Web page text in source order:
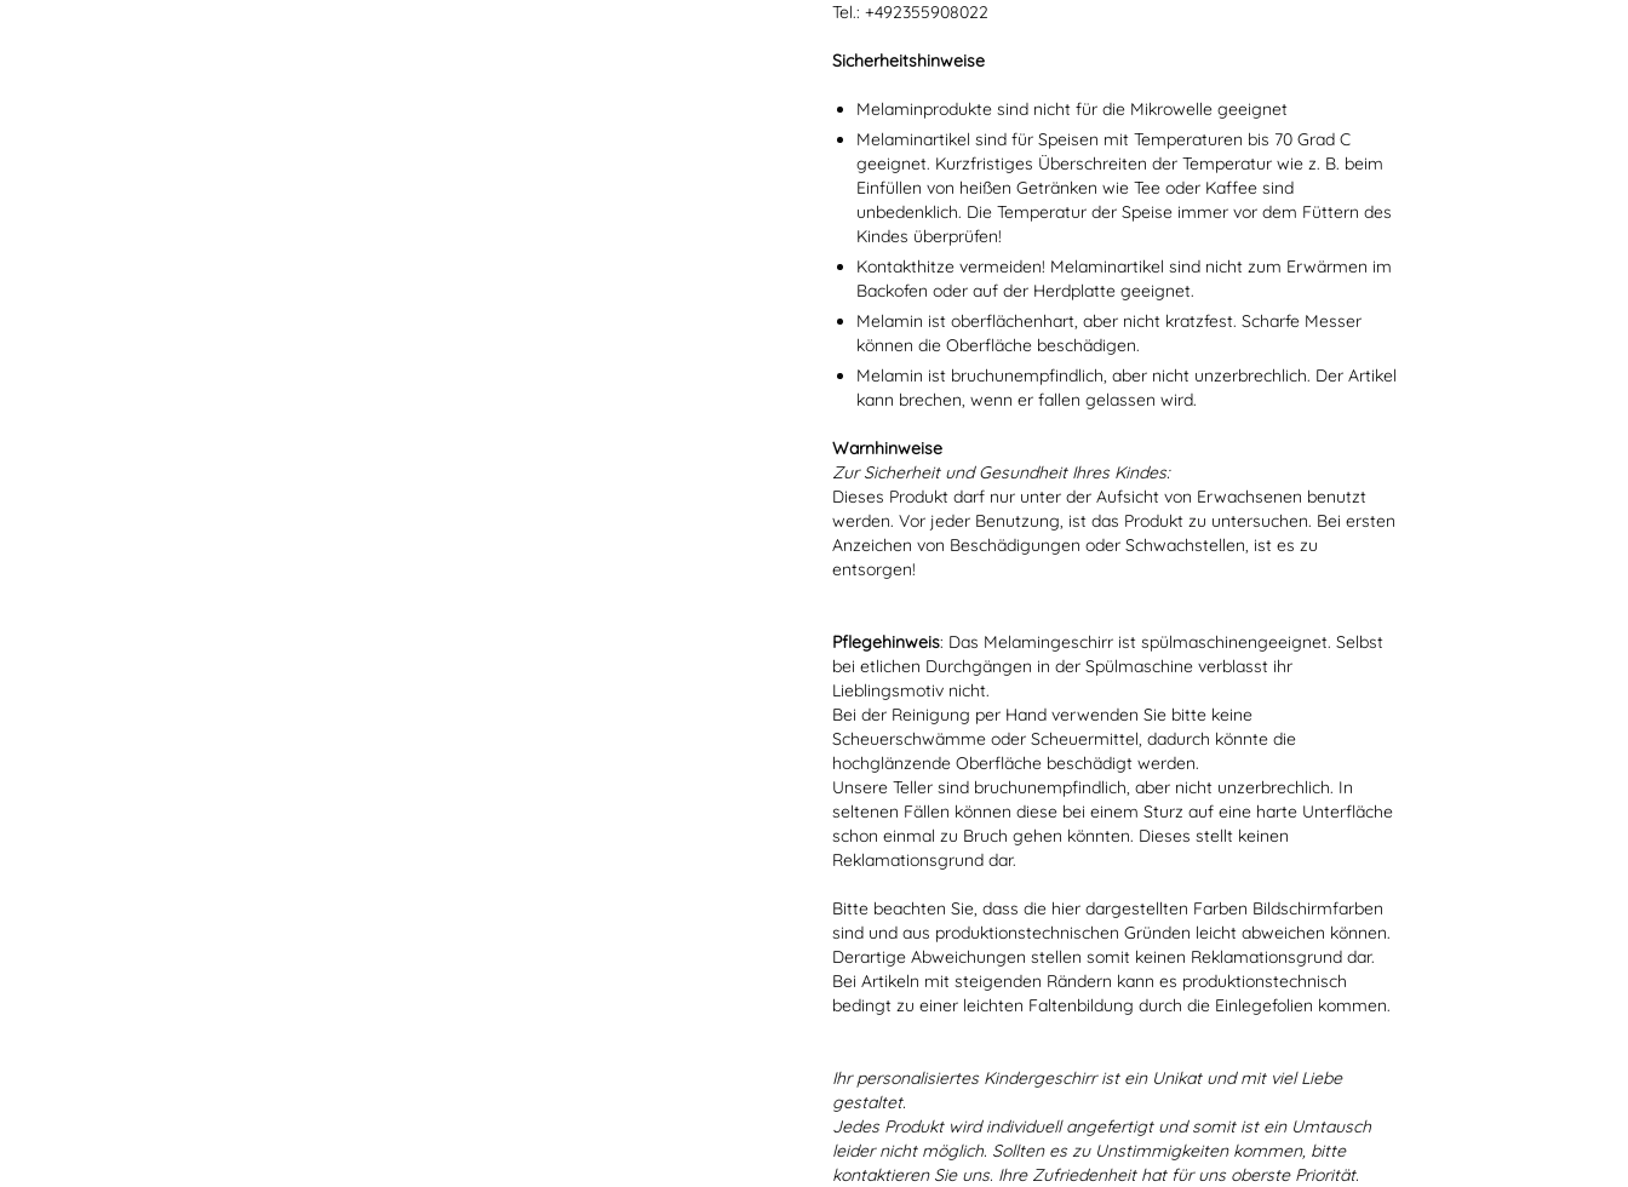
Tel.: +492355908022
Sicherheitshinweise
Melaminprodukte sind nicht für die Mikrowelle geeignet
Melaminartikel sind für Speisen mit Temperaturen bis 70 Grad C
geeignet. Kurzfristiges Überschreiten der Temperatur wie z. B. beim
Einfüllen von heißen Getränken wie Tee oder Kaffee sind
unbedenklich. Die Temperatur der Speise immer vor dem Füttern des
Kindes überprüfen!
Kontakthitze vermeiden! Melaminartikel sind nicht zum Erwärmen im
Backofen oder auf der Herdplatte geeignet.
Melamin ist oberflächenhart, aber nicht kratzfest. Scharfe Messer
können die Oberfläche beschädigen.
Melamin ist bruchunempfindlich, aber nicht unzerbrechlich. Der Artikel
kann brechen, wenn er fallen gelassen wird.
Warnhinweise
Zur Sicherheit und Gesundheit Ihres Kindes:
Dieses Produkt darf nur unter der Aufsicht von Erwachsenen benutzt
werden. Vor jeder Benutzung, ist das Produkt zu untersuchen. Bei ersten
Anzeichen von Beschädigungen oder Schwachstellen, ist es zu
entsorgen!
Pflegehinweis: Das Melamingeschirr ist spülmaschinengeeignet. Selbst
bei etlichen Durchgängen in der Spülmaschine verblasst ihr
Lieblingsmotiv nicht.
Bei der Reinigung per Hand verwenden Sie bitte keine
Scheuerschwämme oder Scheuermittel, dadurch könnte die
hochglänzende Oberfläche beschädigt werden.
Unsere Teller sind bruchunempfindlich, aber nicht unzerbrechlich. In
seltenen Fällen können diese bei einem Sturz auf eine harte Unterfläche
schon einmal zu Bruch gehen könnten. Dieses stellt keinen
Reklamationsgrund dar.
Bitte beachten Sie, dass die hier dargestellten Farben Bildschirmfarben
sind und aus produktionstechnischen Gründen leicht abweichen können.
Derartige Abweichungen stellen somit keinen Reklamationsgrund dar.
Bei Artikeln mit steigenden Rändern kann es produktionstechnisch
bedingt zu einer leichten Faltenbildung durch die Einlegefolien kommen.
Ihr personalisiertes Kindergeschirr ist ein Unikat und mit viel Liebe
gestaltet.
Jedes Produkt wird individuell angefertigt und somit ist ein Umtausch
leider nicht möglich. Sollten es zu Unstimmigkeiten kommen, bitte
kontaktieren Sie uns. Ihre Zufriedenheit hat für uns oberste Priorität.